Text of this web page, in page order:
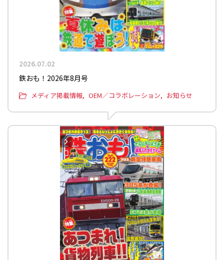
2026.07.02
鉄おも！2026年8月号
メディア掲載情報 OEM／コラボレーション お知らせ